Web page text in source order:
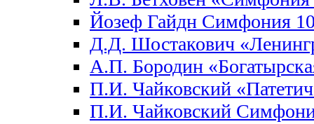
Йозеф Гайдн Симфония
Д.Д. Шостакович
А.П. Бородин
П.И. Чайковский
П.И. Чайковский